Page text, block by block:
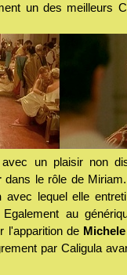
un des meilleurs
un plaisir non
dans le rôle de
avec lequel elle
au
l'apparition de
par Caligula